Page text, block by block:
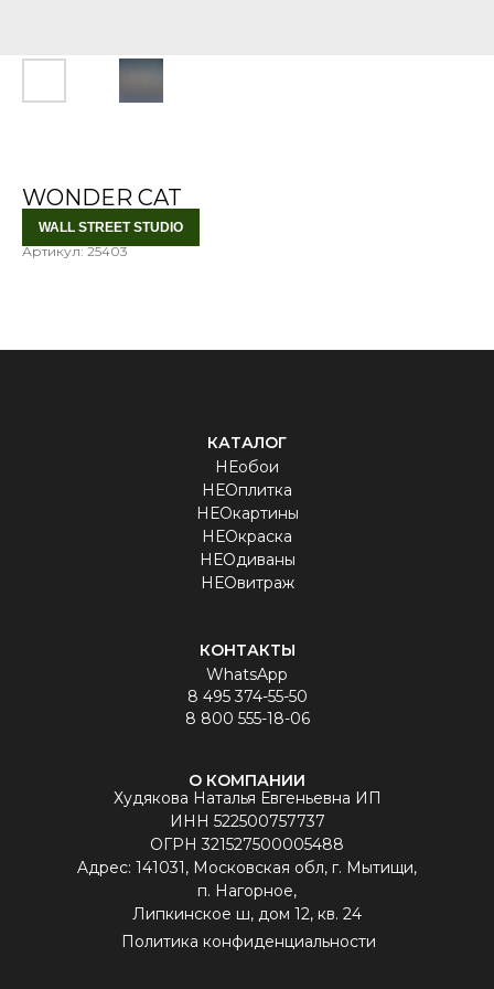
WONDER CAT
WALL STREET STUDIO
Артикул:25403
КАТАЛОГ
НЕобои
НЕОплитка
НЕОкартины
НЕОкраска
НЕОдиваны
НЕОвитраж
КОНТАКТЫ
WhatsApp
8 495 374-55-50
8 800 555-18-06
Политика конфиденциальности
Худякова Наталья Евгеньевна ИП
ИНН 522500757737
ОГРН 321527500005488
Aдрес: 141031, Московская обл, г. Мытищи,
п. Нагорное,
Липкинское ш, дом 12, кв. 24
О КОМПАНИИ